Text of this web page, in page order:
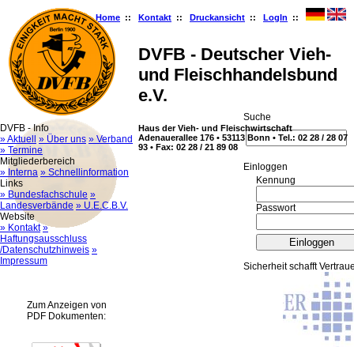
Home :: Kontakt :: Druckansicht :: LogIn ::
DVFB - Deutscher Vieh-
und Fleischhandelsbund
e.V.
Haus der Vieh- und Fleischwirtschaft
Adenauerallee 176 • 53113 Bonn • Tel.: 02 28 / 28 07
93 • Fax: 02 28 / 21 89 08
DVFB - Info
» Aktuell
» Über uns » Verband
» Termine
Mitgliederbereich
» Interna » Schnellinformation
Links
» Bundesfachschule »
Landesverbände » U.E.C.B.V.
Website
» Kontakt »
Haftungsausschluss
/Datenschutzhinweis »
Impressum
Zum Anzeigen von
PDF Dokumenten:
Suche
Ein­log­gen
Kennung
Passwort
Sicherheit schafft